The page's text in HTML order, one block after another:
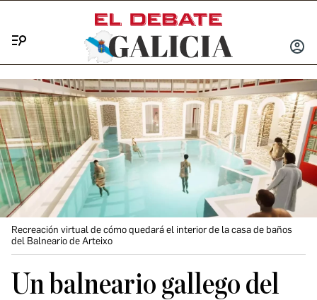
INICIAR
Recreación virtual de cómo quedará el interior de la casa de baños
del Balneario de Arteixo
Un balneario gallego del